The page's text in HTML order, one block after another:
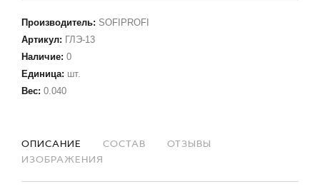
Производитель: SOFIPROFI
Артикул: ГЛЭ-13
Наличие: 0
Единица: шт.
Вес: 0.040
ОПИСАНИЕ СОСТАВ
ОТЗЫВЫ
ИЗОБРАЖЕНИЯ